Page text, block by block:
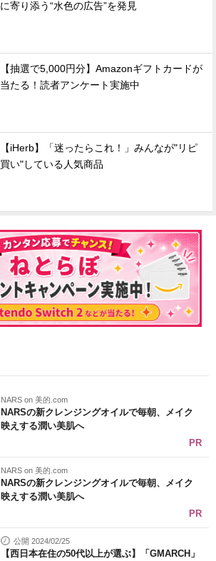
に寄り添う“水色の広告”を発見
【抽選で5,000円分】Amazonギフトカードが
当たる！読者アンケート実施中
【iHerb】「迷ったらこれ！」みんなが"リピ
買い"している人気商品
NARS on 美的.com
NARSの新クレンジングオイルで毎朝、メイク
映えする潤い美肌へ
PR
NARS on 美的.com
NARSの新クレンジングオイルで毎朝、メイク
映えする潤い美肌へ
PR
公開 2024/02/25
【西日本在住の50代以上が選ぶ】「GMARCH」